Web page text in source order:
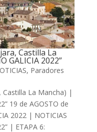
Castilla La
GALICIA 2022”
, Paradores
Castilla La Mancha) |
19 de AGOSTO de
2022 | NOTICIAS
| ETAPA 6: